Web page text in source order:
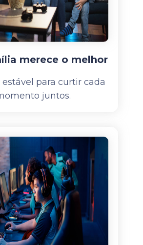
merece o melhor
estável para curtir cada
juntos.